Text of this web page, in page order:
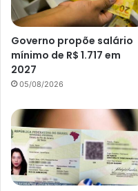
Governo propõe salário
mínimo de R$ 1.717 em
2027
05/08/2026